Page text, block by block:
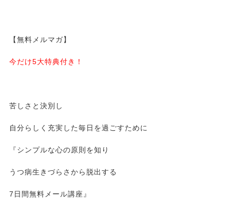
【無料メルマガ】
今だけ5大特典付き！
苦しさと決別し
自分らしく充実した毎日を過ごすために
『シンプルな心の原則を知り
うつ病生きづらさから脱出する
7日間無料メール講座』